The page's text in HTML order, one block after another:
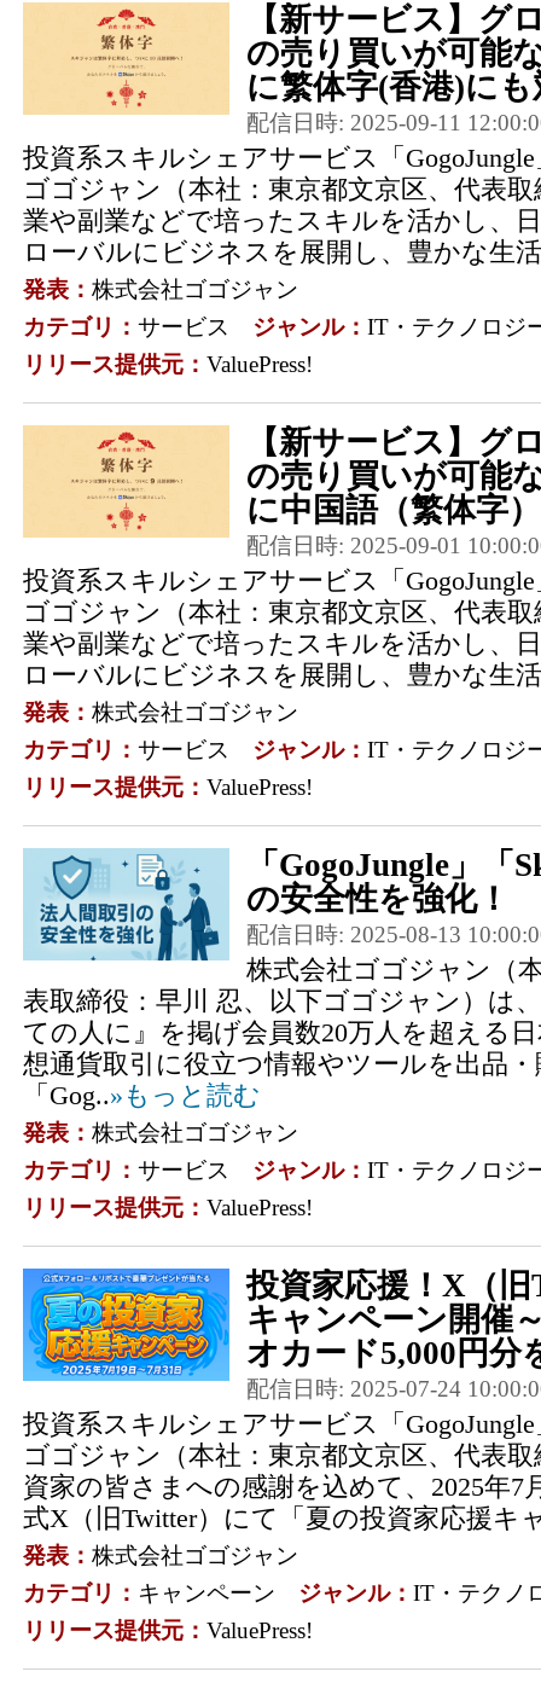
【新サービス】グ
の売り買いが可能
に繁体字(香港)にも
配信日時: 2025-09-11
投資系スキルシェアサービス「
ゴゴジャン（本社：東京都文京区、代表
業や副業などで培ったスキルを活かし、
ローバルにビジネスを展開し、豊かな生
発表： 株式会社ゴゴジャン
カテゴリ： サービス ジャンル： IT・テクノロジ
リリース提供元： ValuePress!
【新サービス】グ
の売り買いが可能
に中国語（繁体字
配信日時: 2025-09-01
投資系スキルシェアサービス「
ゴゴジャン（本社：東京都文京区、代表
業や副業などで培ったスキルを活かし、
ローバルにビジネスを展開し、豊かな生
発表： 株式会社ゴゴジャン
カテゴリ： サービス ジャンル： IT・テクノロジ
リリース提供元： ValuePress!
「GogoJungle」「
の安全性を強化！
配信日時: 2025-08-13
株式会社ゴゴジャン（
表取締役：早川 忍、以下ゴゴジャン）は
ての人に』を掲げ会員数20万人を超える
想通貨取引に役立つ情報やツールを出品
「Gog..»もっと読む
発表： 株式会社ゴゴジャン
カテゴリ： サービス ジャンル： IT・テクノロジ
リリース提供元： ValuePress!
投資家応援！X（
キャンペーン開催
オカード5,000円分
配信日時: 2025-07-24
投資系スキルシェアサービス「
ゴゴジャン（本社：東京都文京区、代表
資家の皆さまへの感謝を込めて、2025年7
式X（旧Twitter）にて「夏の投資家応援キ
発表： 株式会社ゴゴジャン
カテゴリ： キャンペーン ジャンル： IT・テクノ
リリース提供元： ValuePress!